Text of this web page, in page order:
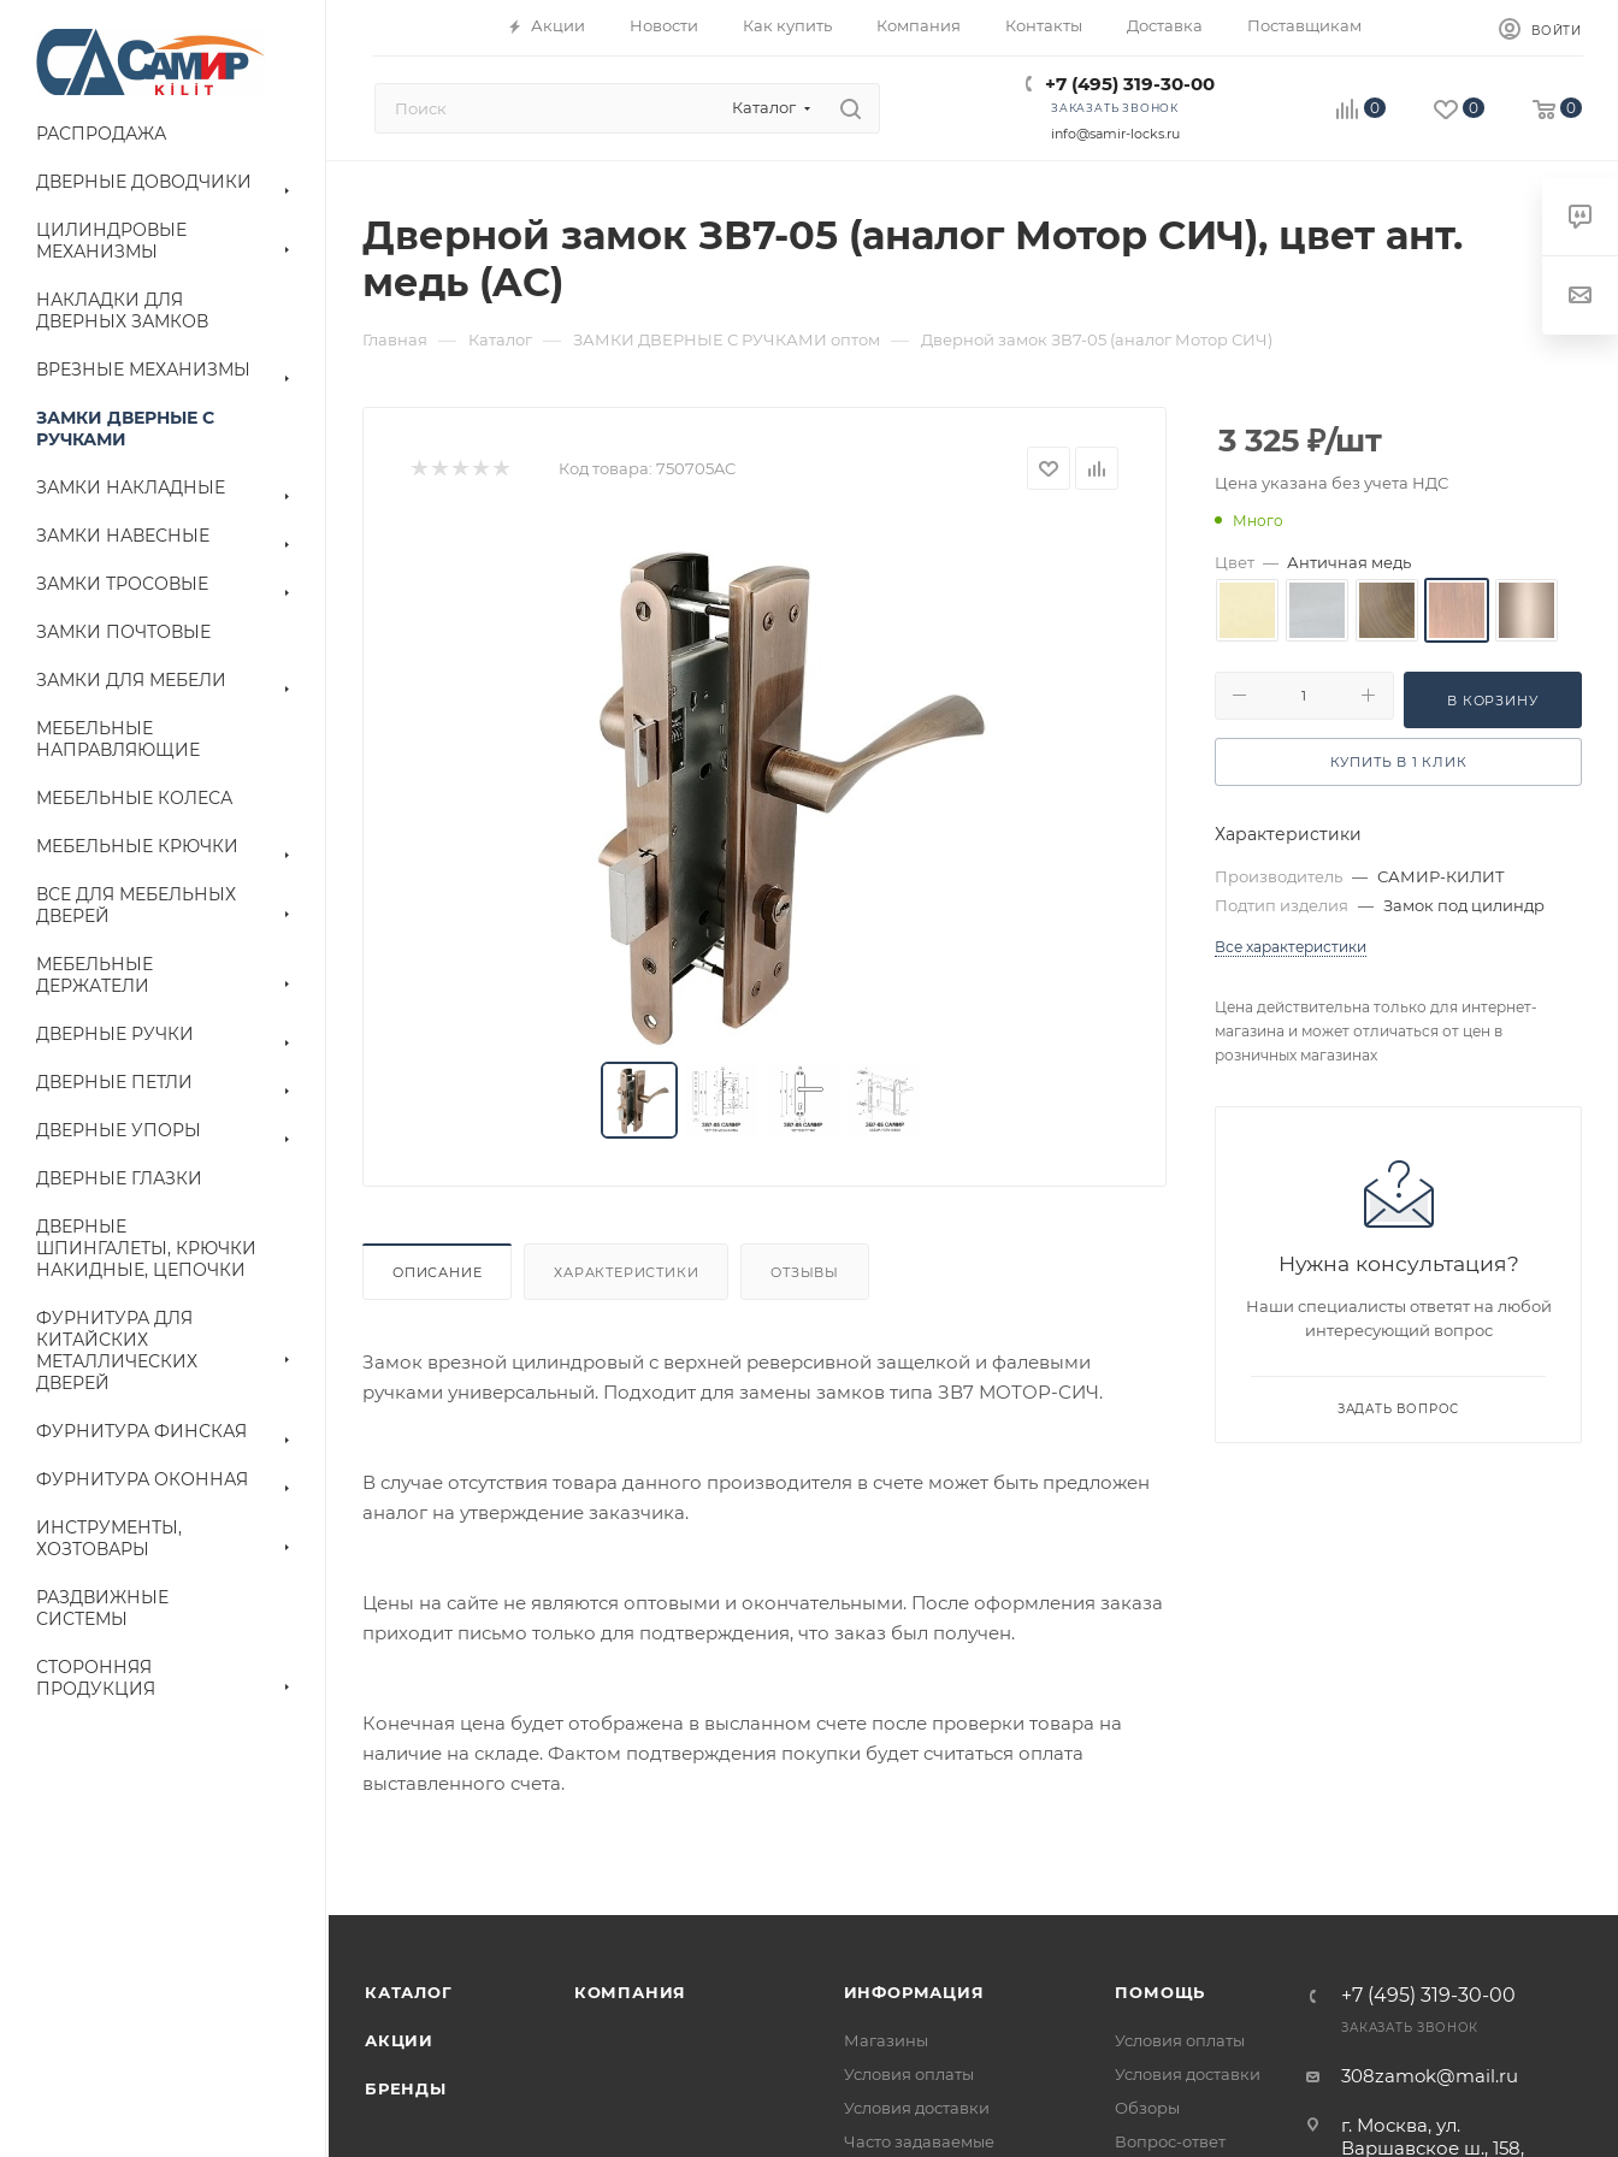
Акции Новости Как купить Компания Контакты Доставка Поставщикам ВОЙТИ
Каталог
+7 (495) 319-30-00
ЗАКАЗАТЬ ЗВОНОК
info@samir-locks.ru
0 0 0
РАСПРОДАЖА
ДВЕРНЫЕ ДОВОДЧИКИ
ЦИЛИНДРОВЫЕ
МЕХАНИЗМЫ
НАКЛАДКИ ДЛЯ
ДВЕРНЫХ ЗАМКОВ
ВРЕЗНЫЕ МЕХАНИЗМЫ
ЗАМКИ ДВЕРНЫЕ С
РУЧКАМИ
ЗАМКИ НАКЛАДНЫЕ
ЗАМКИ НАВЕСНЫЕ
ЗАМКИ ТРОСОВЫЕ
ЗАМКИ ПОЧТОВЫЕ
ЗАМКИ ДЛЯ МЕБЕЛИ
МЕБЕЛЬНЫЕ
НАПРАВЛЯЮЩИЕ
МЕБЕЛЬНЫЕ КОЛЕСА
МЕБЕЛЬНЫЕ КРЮЧКИ
ВСЕ ДЛЯ МЕБЕЛЬНЫХ
ДВЕРЕЙ
МЕБЕЛЬНЫЕ
ДЕРЖАТЕЛИ
ДВЕРНЫЕ РУЧКИ
ДВЕРНЫЕ ПЕТЛИ
ДВЕРНЫЕ УПОРЫ
ДВЕРНЫЕ ГЛАЗКИ
ДВЕРНЫЕ
ШПИНГАЛЕТЫ, КРЮЧКИ
НАКИДНЫЕ, ЦЕПОЧКИ
ФУРНИТУРА ДЛЯ
КИТАЙСКИХ
МЕТАЛЛИЧЕСКИХ
ДВЕРЕЙ
ФУРНИТУРА ФИНСКАЯ
ФУРНИТУРА ОКОННАЯ
ИНСТРУМЕНТЫ,
ХОЗТОВАРЫ
РАЗДВИЖНЫЕ
СИСТЕМЫ
СТОРОННЯЯ
ПРОДУКЦИЯ
Дверной замок ЗВ7-05 (аналог Мотор СИЧ), цвет ант.
медь (AC)
Главная — Каталог — ЗАМКИ ДВЕРНЫЕ С РУЧКАМИ оптом — Дверной замок ЗВ7-05 (аналог Мотор СИЧ)
Код товара: 750705AC
ОПИСАНИЕ ХАРАКТЕРИСТИКИ ОТЗЫВЫ
Замок врезной цилиндровый с верхней реверсивной защелкой и фалевыми
ручками универсальный. Подходит для замены замков типа ЗВ7 МОТОР-СИЧ.
В случае отсутствия товара данного производителя в счете может быть предложен
аналог на утверждение заказчика.
Цены на сайте не являются оптовыми и окончательными. После оформления заказа
приходит письмо только для подтверждения, что заказ был получен.
Конечная цена будет отображена в высланном счете после проверки товара на
наличие на складе. Фактом подтверждения покупки будет считаться оплата
выставленного счета.
3 325 ₽/шт
Цена указана без учета НДС
Много
Цвет — Античная медь
В КОРЗИНУ
КУПИТЬ В 1 КЛИК
Характеристики
Производитель — САМИР-КИЛИТ
Подтип изделия — Замок под цилиндр
Все характеристики
Цена действительна только для интернет-
магазина и может отличаться от цен в
розничных магазинах
Нужна консультация?
Наши специалисты ответят на любой
интересующий вопрос
ЗАДАТЬ ВОПРОС
КАТАЛОГ
АКЦИИ
БРЕНДЫ
КОМПАНИЯ ИНФОРМАЦИЯ
Магазины
Условия оплаты
Условия доставки
Часто задаваемые
ПОМОЩЬ
Условия оплаты
Условия доставки
Обзоры
Вопрос-ответ
+7 (495) 319-30-00
ЗАКАЗАТЬ ЗВОНОК
308zamok@mail.ru
г. Москва, ул.
Варшавское ш., 158,